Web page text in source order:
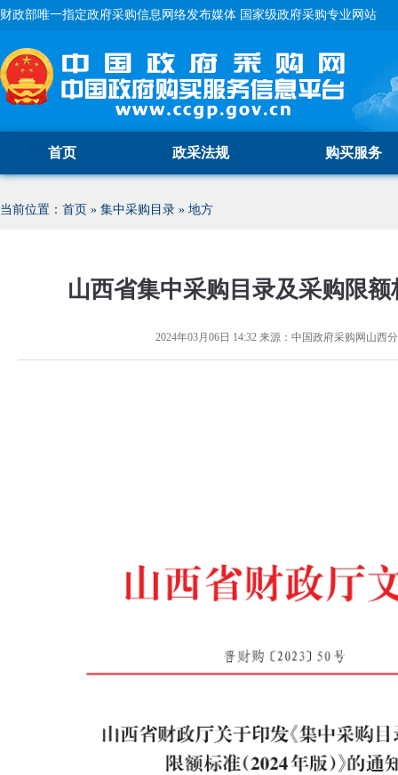
财政部唯一指定政府采购信息网络发布媒体 国家级政府采购专业网站
首页 政采法规 购买服务
当前位置： 首页 » 集中采购目录 » 地方
山西省集中采购目录及采购限额
2024年03月06日 14:32来源： 中国政府采购网山西